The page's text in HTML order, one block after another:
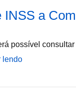
INSS a
possível
lendo